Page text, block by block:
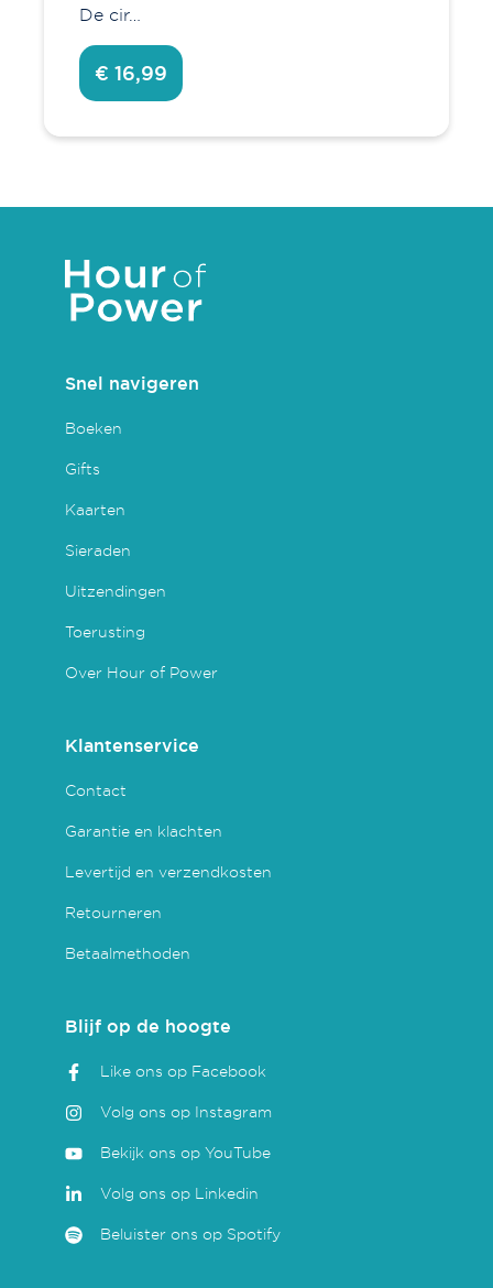
De cir…
€ 16,99
Snel navigeren
Boeken
Gifts
Kaarten
Sieraden
Uitzendingen
Toerusting
Over Hour of Power
Klantenservice
Contact
Garantie en klachten
Levertijd en verzendkosten
Retourneren
Betaalmethoden
Blijf op de hoogte
Like ons op Facebook
Volg ons op Instagram
Bekijk ons op YouTube
Volg ons op Linkedin
Beluister ons op Spotify